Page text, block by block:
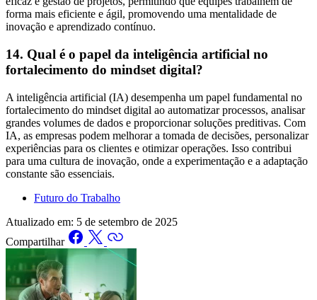
forma mais eficiente e ágil, promovendo uma mentalidade de
inovação e aprendizado contínuo.
14. Qual é o papel da inteligência artificial no
fortalecimento do mindset digital?
A inteligência artificial (IA) desempenha um papel fundamental no
fortalecimento do mindset digital ao automatizar processos, analisar
grandes volumes de dados e proporcionar soluções preditivas. Com
IA, as empresas podem melhorar a tomada de decisões, personalizar
experiências para os clientes e otimizar operações. Isso contribui
para uma cultura de inovação, onde a experimentação e a adaptação
constante são essenciais.
Futuro do Trabalho
Atualizado em: 5 de setembro de 2025
Compartilhar